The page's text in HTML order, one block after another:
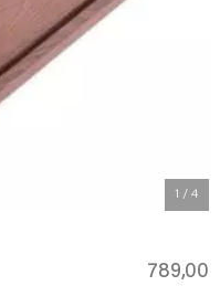
1 / 4
789,00